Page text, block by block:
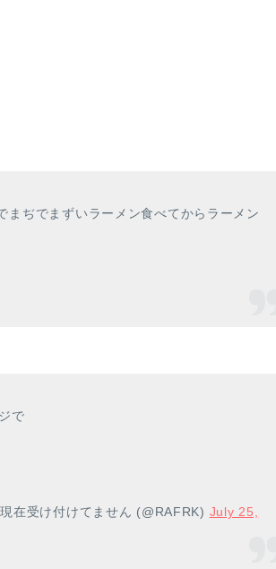
ぢでまずいラーメン食べてからラーメン
で
受け付けてません (@RAFRK) July 25,